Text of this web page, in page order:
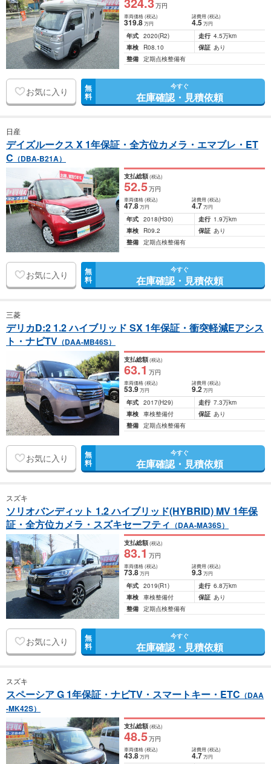
万円
車両価格(税込)
319.8万円
諸費用 (税込)
4.5 万円
年式 2020(R2) 走行 4.5万km
車検
R08.10 保証 あり
整備 定期点検整備有
お気に入り 無
料
今すぐ
在庫確認・見積依頼
日産
デイズルークス X 1年保証・全方位カメラ・エマブレ・ET
C （DBA-B21A）
支払総額(税込)
52.5万円
車両価格(税込)
47.8万円
諸費用 (税込)
4.7 万円
年式 2018(H30) 走行 1.9万km
車検
R09.2 保証 あり
整備 定期点検整備有
お気に入り 無
料
今すぐ
在庫確認・見積依頼
三菱
デリカD:2 1.2 ハイブリッド SX 1年保証・衝突軽減Eアシス
ト・ナビTV （DAA-MB46S）
支払総額(税込)
63.1 万円
車両価格(税込)
53.9万円
諸費用 (税込)
9.2 万円
年式 2017(H29) 走行 7.3万km
車検 車検整備付 保証 あり
整備 定期点検整備有
お気に入り 無
料
今すぐ
在庫確認・見積依頼
スズキ
ソリオバンディット 1.2 ハイブリッド(HYBRID) MV 1年保
証・全方位カメラ・スズキセーフティ （DAA-MA36S）
支払総額(税込)
83.1 万円
車両価格(税込)
73.8万円
諸費用 (税込)
9.3 万円
年式 2019(R1) 走行 6.8万km
車検 車検整備付 保証 あり
整備 定期点検整備有
お気に入り 無
料
今すぐ
在庫確認・見積依頼
スズキ
スペーシア G 1年保証・ナビTV・スマートキー・ETC （DAA
-MK42S）
支払総額(税込)
48.5万円
車両価格(税込)
43.8万円
諸費用 (税込)
4.7 万円